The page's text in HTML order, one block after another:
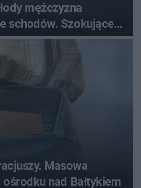
mężczyzna
schodów. Szokujące
po sieci
Masowa
nad Bałtykiem